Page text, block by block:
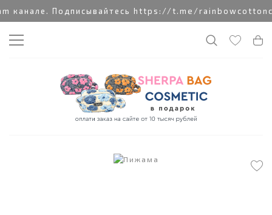
канале. Подписывайтесь https://t.me/